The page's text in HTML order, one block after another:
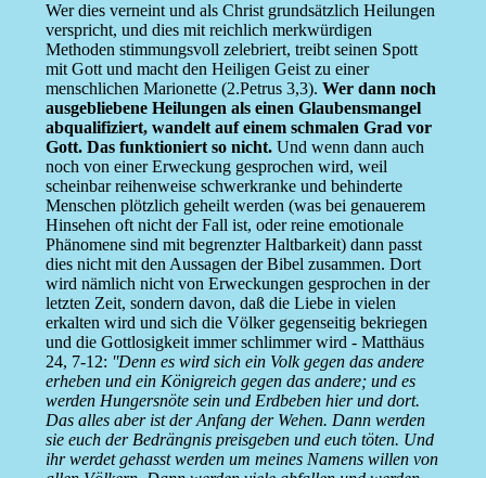
Wer dies verneint und als Christ grundsätzlich Heilungen
verspricht, und dies mit reichlich merkwürdigen
Methoden stimmungsvoll zelebriert, treibt seinen Spott
mit Gott und macht den Heiligen Geist zu einer
menschlichen Marionette (2.Petrus 3,3). Wer dann noch
ausgebliebene Heilungen als einen Glaubensmangel
abqualifiziert, wandelt auf einem schmalen Grad vor
Gott. Das funktioniert so nicht.Und wenn dann auch
noch von einer Erweckung gesprochen wird, weil
scheinbar reihenweise schwerkranke und behinderte
Menschen plötzlich geheilt werden (was bei genauerem
Hinsehen oft nicht der Fall ist, oder reine emotionale
Phänomene sind mit begrenzter Haltbarkeit) dann passt
dies nicht mit den Aussagen der Bibel zusammen. Dort
wird nämlich nicht von Erweckungen gesprochen in der
letzten Zeit, sondern davon, daß die Liebe in vielen
erkalten wird und sich die Völker gegenseitig bekriegen
und die Gottlosigkeit immer schlimmer wird - Matthäus
24, 7-12: ''Denn es wird sich ein Volk gegen das andere
erheben und ein Königreich gegen das andere; und es
werden Hungersnöte sein und Erdbeben hier und dort.
Das alles aber ist der Anfang der Wehen. Dann werden
sie euch der Bedrängnis preisgeben und euch töten. Und
ihr werdet gehasst werden um meines Namens willen von